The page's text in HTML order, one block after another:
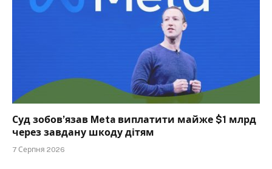
Суд зобов’язав Meta виплатити майже $1 млрд
через завдану шкоду дітям
7 Серпня 2026